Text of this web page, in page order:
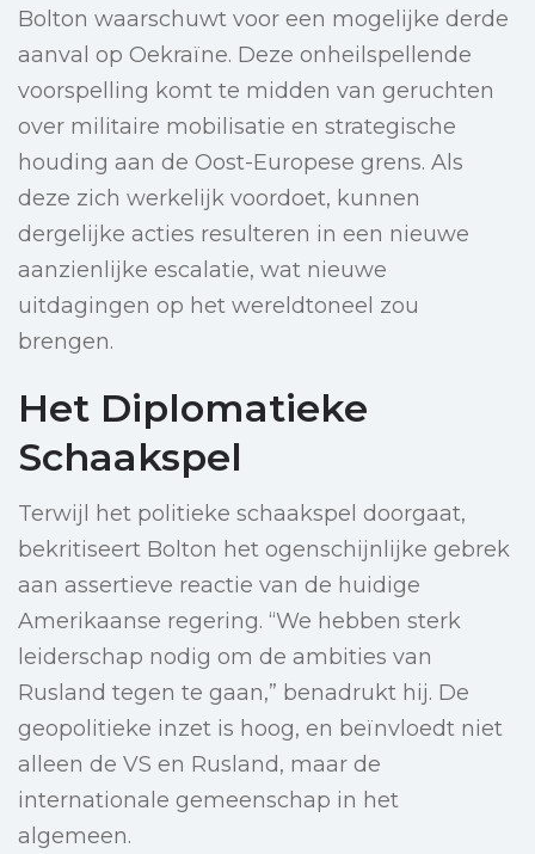
Bolton waarschuwt voor een mogelijke derde
aanval op Oekraïne. Deze onheilspellende
voorspelling komt te midden van geruchten
over militaire mobilisatie en strategische
houding aan de Oost-Europese grens. Als
deze zich werkelijk voordoet, kunnen
dergelijke acties resulteren in een nieuwe
aanzienlijke escalatie, wat nieuwe
uitdagingen op het wereldtoneel zou
brengen.
Het Diplomatieke
Schaakspel
Terwijl het politieke schaakspel doorgaat,
bekritiseert Bolton het ogenschijnlijke gebrek
aan assertieve reactie van de huidige
Amerikaanse regering. “We hebben sterk
leiderschap nodig om de ambities van
Rusland tegen te gaan,” benadrukt hij. De
geopolitieke inzet is hoog, en beïnvloedt niet
alleen de VS en Rusland, maar de
internationale gemeenschap in het
algemeen.